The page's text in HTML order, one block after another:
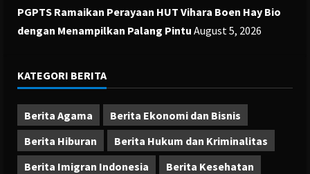
PGPTS Ramaikan Perayaan HUT Vihara Boen Hay Bio
dengan Menampilkan Palang Pintu August 5, 2026
KATEGORI BERITA
Berita Agama
Berita Ekonomi dan Bisnis
Berita Hiburan
Berita Hukum dan Kriminalitas
Berita Imigran Indonesia
Berita Kesehatan